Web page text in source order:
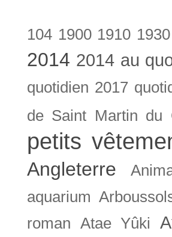
104 1900 1910 1930
2014 2014 au
quotidien 2017
de Saint Martin du
petits
Angleterre
aquarium
roman Atae Yûki